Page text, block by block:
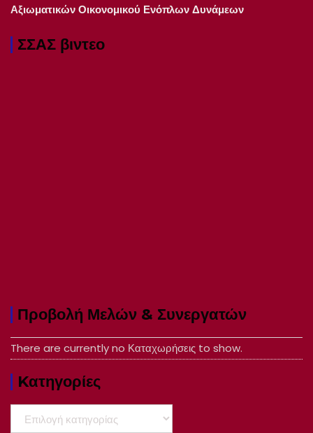
Αξιωματικών Οικονομικού Ενόπλων Δυνάμεων
ΣΣΑΣ βιντεο
Προβολή Μελών & Συνεργατών
There are currently no Καταχωρήσεις to show.
Kατηγορίες